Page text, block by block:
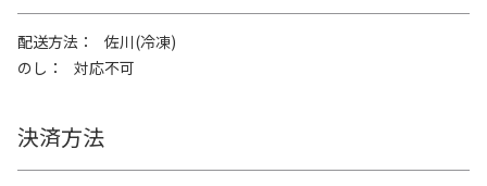
配送方法
佐川(冷凍)
のし
対応不可
決済方法